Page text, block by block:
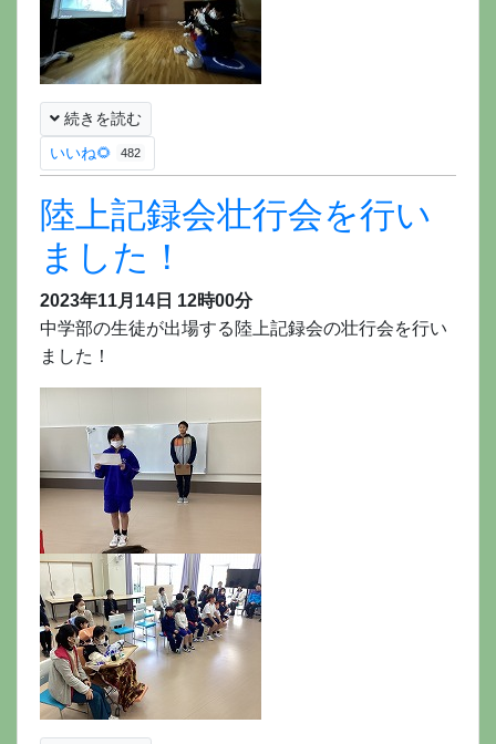
続きを読む
いいね🌻
482
陸上記録会壮行会を行い
ました！
2023年11月14日 12時00分
中学部の生徒が出場する陸上記録会の壮行会を行い
ました！